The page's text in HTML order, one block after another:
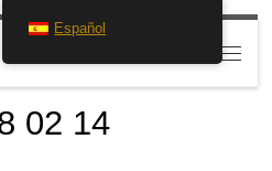
Search
02 14
Español